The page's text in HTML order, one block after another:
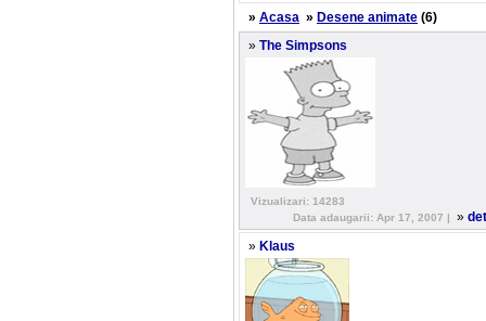
» Acasa » Desene animate (6)
» The Simpsons
Vizualizari: 14283
Data adaugarii: Apr 17, 2007 |
»
» Klaus